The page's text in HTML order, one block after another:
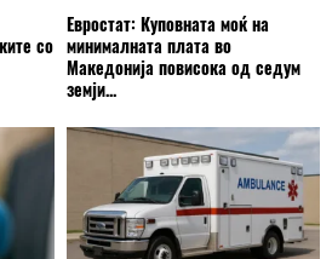
со
Евростат: Куповната моќ на
минималната плата во
Македонија повисока од седум
земји...